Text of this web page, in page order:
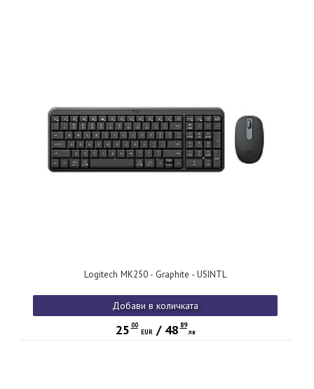
Logitech MK250 - Graphite - USINTL
Добави в количката
25 00
EUR/ 48 89
лв